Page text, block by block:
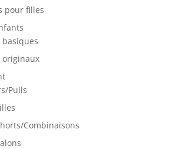
pour filles
basiques
originaux
Pulls
Combinaisons